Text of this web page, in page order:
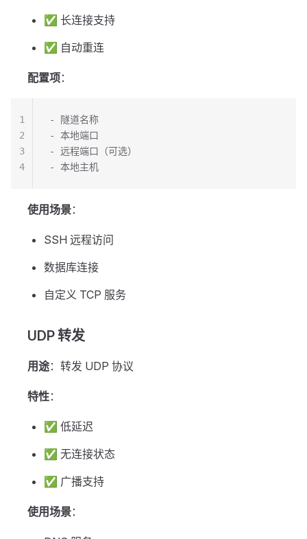
✅ 长连接支持
✅ 自动重连
配置项：
- 隧道名称
- 本地端口
- 远程端口（可选）
- 本地主机
1
2
3
4
使用场景：
SSH 远程访问
数据库连接
自定义 TCP 服务
UDP 转发
用途：转发 UDP 协议
特性：
✅ 低延迟
✅ 无连接状态
✅ 广播支持
使用场景：